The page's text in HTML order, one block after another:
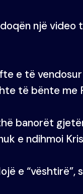
një video
e të
të bënte me
banorët
e ndihmoi
e